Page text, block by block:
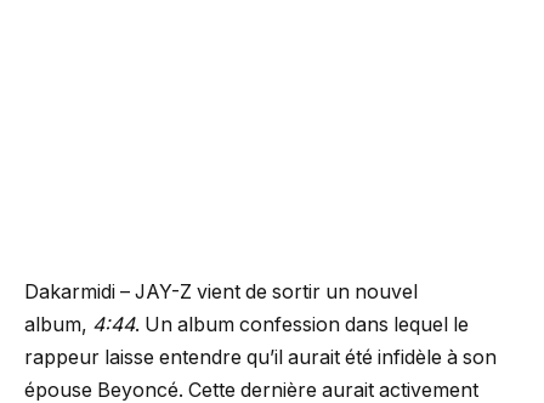
Dakarmidi – JAY-Z vient de sortir un nouvel
album, 4:44. Un album confession dans lequel le
rappeur laisse entendre qu’il aurait été infidèle à son
épouse Beyoncé. Cette dernière aurait activement